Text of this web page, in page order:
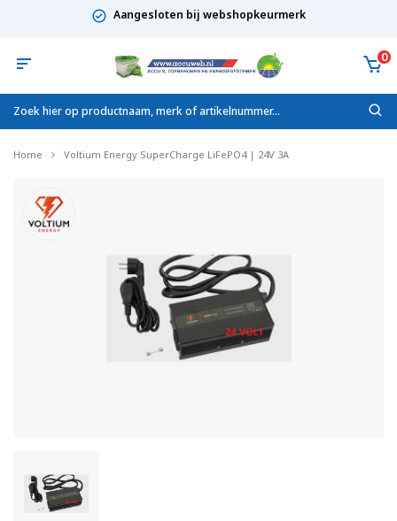
Aangesloten bij webshopkeurmerk
0
Home Voltium Energy SuperCharge LiFePO4 | 24V 3A